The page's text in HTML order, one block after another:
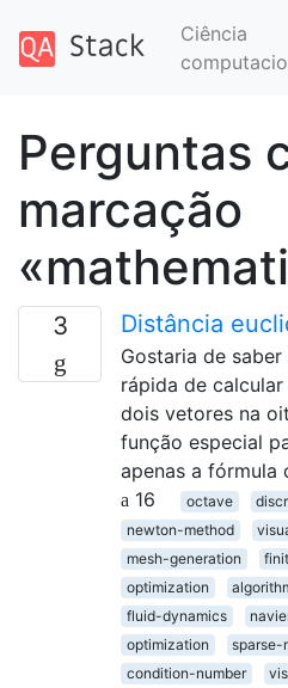
Ciência
Perguntas
marcação
3 Distância
Gostaria de
rápida de
dois vetores na
função especial
apenas a fórmula
16
octave
newton-method
mesh-generation
optimization
fluid-dynamics
optimization
sparse-
condition-number